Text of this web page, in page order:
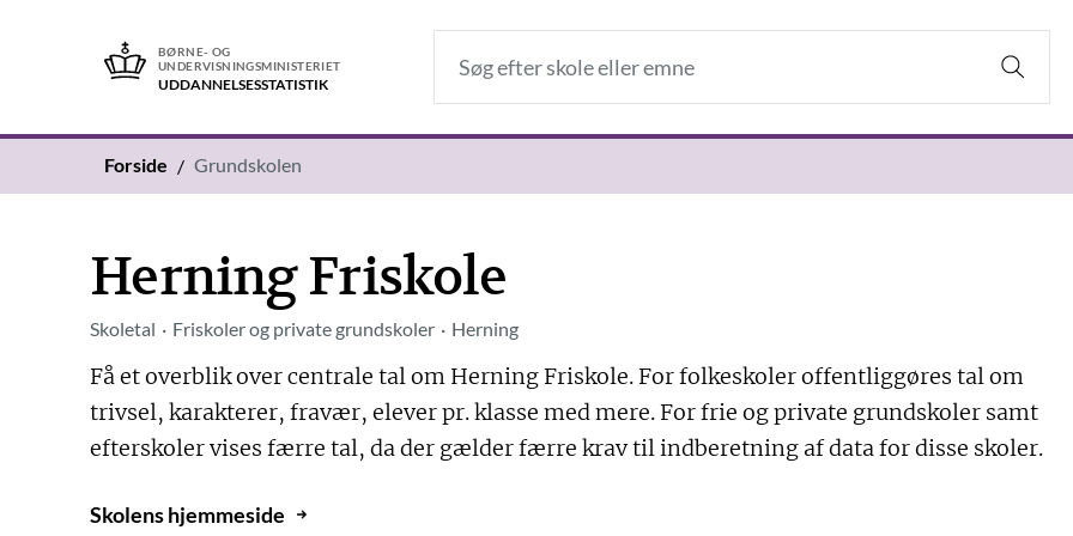
BØRNE- OG
UNDERVISNINGSMINISTERIET
UDDANNELSES­STATISTIK
Forside Grundskolen
Herning Friskole
Skoletal Friskoler og private grundskoler Herning
Få et overblik over centrale tal om Herning Friskole. For folkeskoler offentliggøres tal om
trivsel, karakterer, fravær, elever pr. klasse med mere. For frie og private grundskoler samt
efterskoler vises færre tal, da der gælder færre krav til indberetning af data for disse skoler.
Skolens hjemmeside